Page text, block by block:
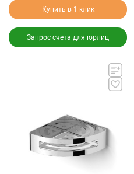
Купить в 1 клик
Запрос счета для юрлиц